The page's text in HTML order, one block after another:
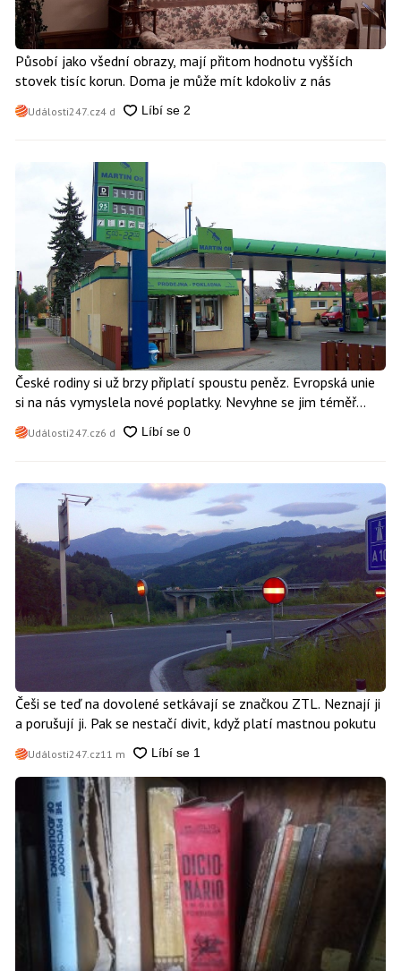
Působí jako všední obrazy, mají přitom hodnotu vyšších
stovek tisíc korun. Doma je může mít kdokoliv z nás
Události247.cz4 d
České rodiny si už brzy připlatí spoustu peněz. Evropská unie
si na nás vymyslela nové poplatky. Nevyhne se jim téměř
nikdo
Události247.cz6 d
Češi se teď na dovolené setkávají se značkou ZTL. Neznají ji
a porušují ji. Pak se nestačí divit, když platí mastnou pokutu
Události247.cz11 m